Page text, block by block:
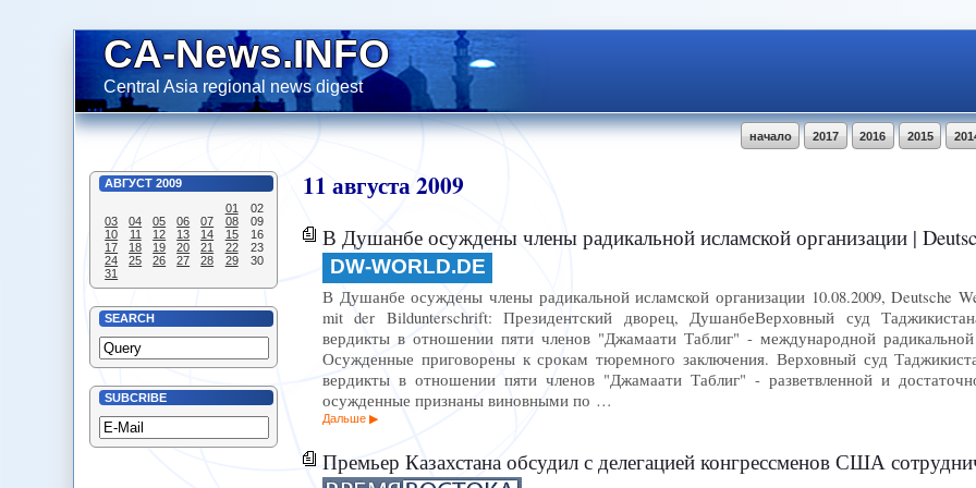
CA-News.INFO
Central Asia regional news digest
2015
2016
2017
начало
АВГУСТ 2009
01
02
03
04 05 06 07 08
09
10
11 12 13 14 15
16
17
18 19 20 21 22
23
24
25 26 27 28 29
30
31
SEARCH
SUBCRIBE
11августа2009
В Душанбе осуждены члены радикальной исламской организации |
DW-WORLD.DE
В Душанбе осуждены члены радикальной исламской организации 10.08.2009, Deutsche
mit der Bildunterschrift: Президентский дворец, ДушанбеВерховный суд
вердикты в отношении пяти членов "Джамаати Таблиг" - международной радикальной
Осужденные приговорены к срокам тюремного заключения. Верховный суд
вердикты в отношении пяти членов "Джамаати Таблиг" - разветвленной и
осужденные признаны виновными по …
Дальше
Премьер Казахстана обсудил с делегацией конгрессменов США